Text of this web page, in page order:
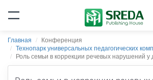
Главная
Конференция
Технопарк универсальных педагогических
Роль семьи в коррекции речевых нарушений у